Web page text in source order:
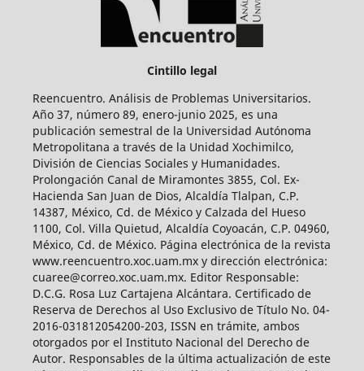
Cintillo legal
Reencuentro. Análisis de Problemas Universitarios.
Año 37, número 89, enero-junio 2025, es una
publicación semestral de la Universidad Autónoma
Metropolitana a través de la Unidad Xochimilco,
División de Ciencias Sociales y Humanidades.
Prolongación Canal de Miramontes 3855, Col. Ex-
Hacienda San Juan de Dios, Alcaldía Tlalpan, C.P.
14387, México, Cd. de México y Calzada del Hueso
1100, Col. Villa Quietud, Alcaldía Coyoacán, C.P. 04960,
México, Cd. de México. Página electrónica de la revista
www.reencuentro.xoc.uam.mx y dirección electrónica:
cuaree@correo.xoc.uam.mx. Editor Responsable:
D.C.G. Rosa Luz Cartajena Alcántara. Certificado de
Reserva de Derechos al Uso Exclusivo de Título No. 04-
2016-031812054200-203, ISSN en trámite, ambos
otorgados por el Instituto Nacional del Derecho de
Autor. Responsables de la última actualización de este